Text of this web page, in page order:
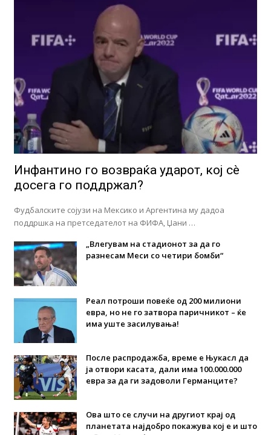
Инфантино го возвраќа ударот, кој сè
досега го поддржал?
Фудбалските сојузи на Мексико и Аргентина му дадоа
поддршка на претседателот на ФИФА, Џани …
„Влегувам на стадионот за да го
разнесам Меси со четири бомби“
Реал потроши повеќе од 200 милиони
евра, но не го затвора паричникот – ќе
има уште засилувања!
После распродажба, време е Њукасл да
ја отвори касата, дали има 100.000.000
евра за да ги задоволи Германците?
Ова што се случи на другиот крај од
планетата најдобро покажува кој е и што